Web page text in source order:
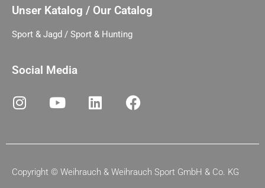
Unser Katalog / Our Catalog
Sport & Jagd / Sport & Hunting
Social Media
Copyright © Weihrauch & Weihrauch Sport GmbH & Co. KG